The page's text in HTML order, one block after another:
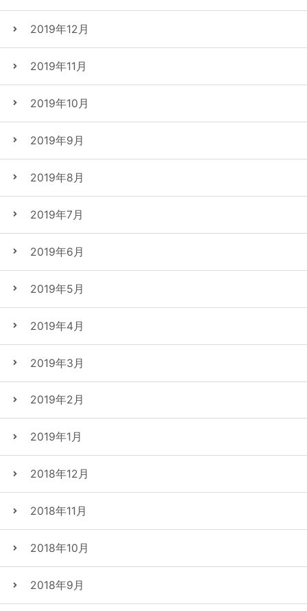
2019年12月
2019年11月
2019年10月
2019年9月
2019年8月
2019年7月
2019年6月
2019年5月
2019年4月
2019年3月
2019年2月
2019年1月
2018年12月
2018年11月
2018年10月
2018年9月